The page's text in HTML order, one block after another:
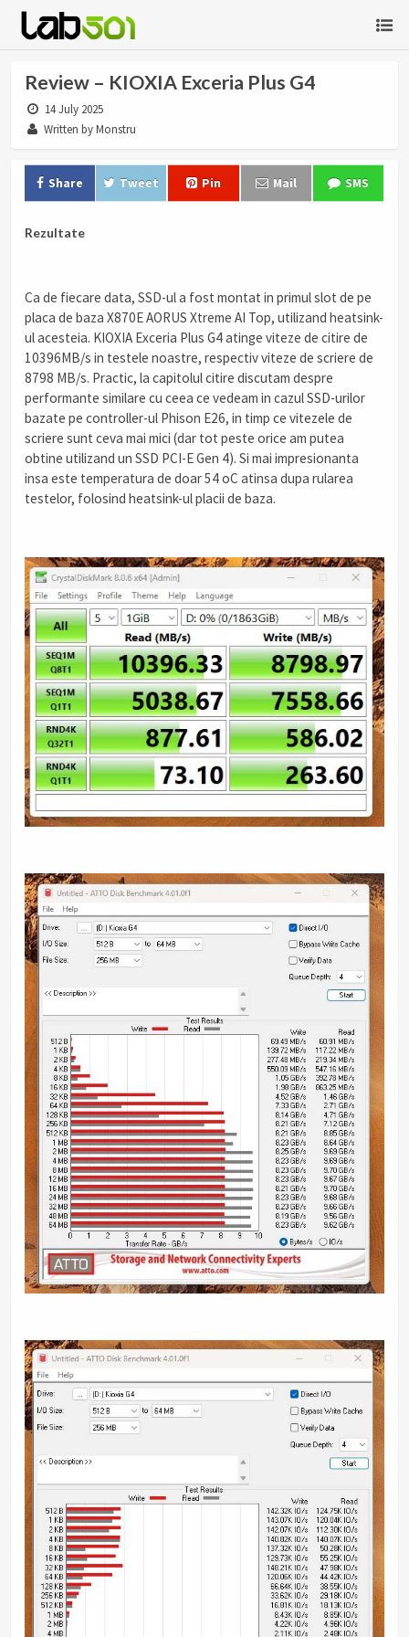
Review – KIOXIA Exceria Plus G4
14 July 2025
Written by Monstru
Share Tweet Pin Mail SMS
Rezultate
Ca de fiecare data, SSD-ul a fost montat in primul slot de pe
placa de baza X870E AORUS Xtreme AI Top, utilizand heatsink-
ul acesteia. KIOXIA Exceria Plus G4 atinge viteze de citire de
10396MB/s in testele noastre, respectiv viteze de scriere de
8798 MB/s. Practic, la capitolul citire discutam despre
performante similare cu ceea ce vedeam in cazul SSD-urilor
bazate pe controller-ul Phison E26, in timp ce vitezele de
scriere sunt ceva mai mici (dar tot peste orice am putea
obtine utilizand un SSD PCI-E Gen 4). Si mai impresionanta
insa este temperatura de doar 54 oC atinsa dupa rularea
testelor, folosind heatsink-ul placii de baza.